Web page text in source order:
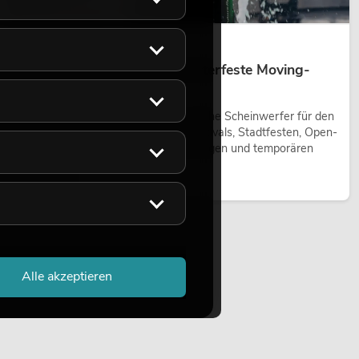
Outdoor Moving-Heads: Wetterfeste Moving-
Outdoor Moving-Heads sind bewegliche Scheinwerfer für den
Einsatz im Freien. Sie werden bei Festivals, Stadtfesten, Open-
Air-Konzerten, Architekturinszenierungen und temporären
Jetzt lesen
Alle akzeptieren